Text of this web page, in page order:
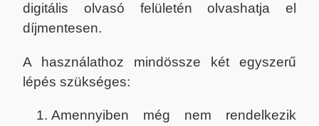
digitális olvasó felületén olvashatja el
díjmentesen.
A használathoz mindössze két egyszerű
lépés szükséges:
Amennyiben még nem rendelkezik